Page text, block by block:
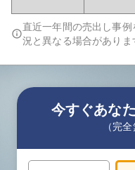
直近一年間の売出し事
況と異なる場合がありま
今すぐあな
（完